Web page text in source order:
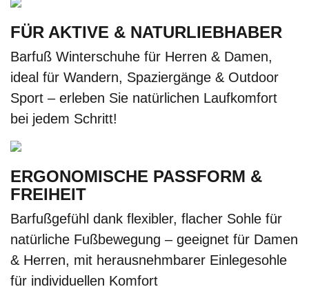
FÜR AKTIVE & NATURLIEBHABER
Barfuß Winterschuhe für Herren & Damen,
ideal für Wandern, Spaziergänge & Outdoor
Sport – erleben Sie natürlichen Laufkomfort
bei jedem Schritt!
ERGONOMISCHE PASSFORM &
FREIHEIT
Barfußgefühl dank flexibler, flacher Sohle für
natürliche Fußbewegung – geeignet für Damen
& Herren, mit herausnehmbarer Einlegesohle
für individuellen Komfort